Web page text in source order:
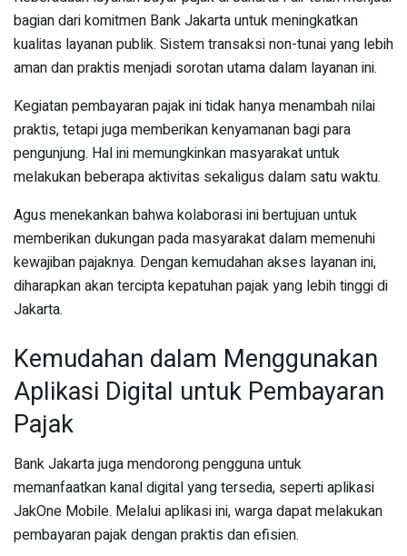
bagian dari komitmen Bank Jakarta untuk meningkatkan
kualitas layanan publik. Sistem transaksi non-tunai yang lebih
aman dan praktis menjadi sorotan utama dalam layanan ini.
Kegiatan pembayaran pajak ini tidak hanya menambah nilai
praktis, tetapi juga memberikan kenyamanan bagi para
pengunjung. Hal ini memungkinkan masyarakat untuk
melakukan beberapa aktivitas sekaligus dalam satu waktu.
Agus menekankan bahwa kolaborasi ini bertujuan untuk
memberikan dukungan pada masyarakat dalam memenuhi
kewajiban pajaknya. Dengan kemudahan akses layanan ini,
diharapkan akan tercipta kepatuhan pajak yang lebih tinggi di
Jakarta.
Kemudahan dalam Menggunakan
Aplikasi Digital untuk Pembayaran
Pajak
Bank Jakarta juga mendorong pengguna untuk
memanfaatkan kanal digital yang tersedia, seperti aplikasi
JakOne Mobile. Melalui aplikasi ini, warga dapat melakukan
pembayaran pajak dengan praktis dan efisien.